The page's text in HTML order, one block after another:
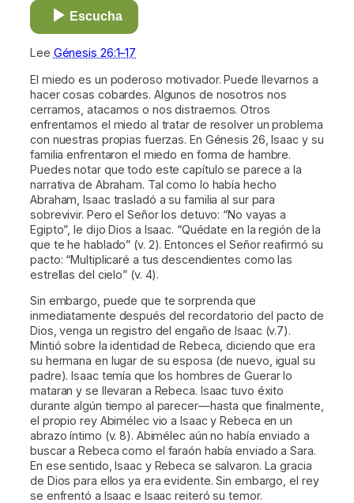
Escucha
Lee Génesis 26:1–17
El miedo es un poderoso motivador. Puede llevarnos a
hacer cosas cobardes. Algunos de nosotros nos
cerramos, atacamos o nos distraemos. Otros
enfrentamos el miedo al tratar de resolver un problema
con nuestras propias fuerzas. En Génesis 26, Isaac y su
familia enfrentaron el miedo en forma de hambre.
Puedes notar que todo este capítulo se parece a la
narrativa de Abraham. Tal como lo había hecho
Abraham, Isaac trasladó a su familia al sur para
sobrevivir. Pero el Señor los detuvo: “No vayas a
Egipto”, le dijo Dios a Isaac. “Quédate en la región de la
que te he hablado” (v. 2). Entonces el Señor reafirmó su
pacto: “Multiplicaré a tus descendientes como las
estrellas del cielo” (v. 4).
Sin embargo, puede que te sorprenda que
inmediatamente después del recordatorio del pacto de
Dios, venga un registro del engaño de Isaac (v.7).
Mintió sobre la identidad de Rebeca, diciendo que era
su hermana en lugar de su esposa (de nuevo, igual su
padre). Isaac temía que los hombres de Guerar lo
mataran y se llevaran a Rebeca. Isaac tuvo éxito
durante algún tiempo al parecer—hasta que finalmente,
el propio rey Abimélec vio a Isaac y Rebeca en un
abrazo íntimo (v. 8). Abimélec aún no había enviado a
buscar a Rebeca como el faraón había enviado a Sara.
En ese sentido, Isaac y Rebeca se salvaron. La gracia
de Dios para ellos ya era evidente. Sin embargo, el rey
se enfrentó a Isaac e Isaac reiteró su temor.